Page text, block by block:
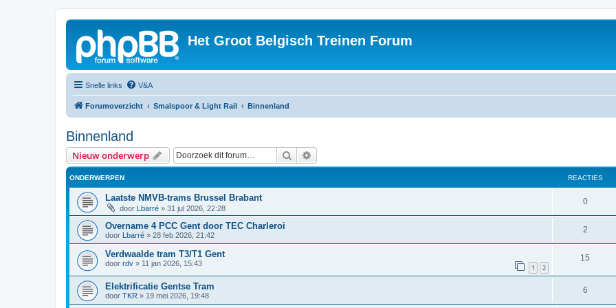
Het Groot Belgisch Treinen Forum
Snelle links V&A
Forumoverzicht Smalspoor & Light Rail Binnenland
Binnenland
Nieuw onderwerp Zoek
ONDERWERPEN REACTIES
Laatste NMVB-trams Brussel Brabant
door Lbarré » 31 jul 2026, 22:28
0
Overname 4 PCC Gent door TEC Charleroi
door Lbarré » 28 feb 2026, 21:42
2
Verdwaalde tram T3/T1 Gent
door rdv » 11 jan 2026, 15:43 1 2
15
Elektrificatie Gentse Tram
door TKR » 19 mei 2026, 19:48
6